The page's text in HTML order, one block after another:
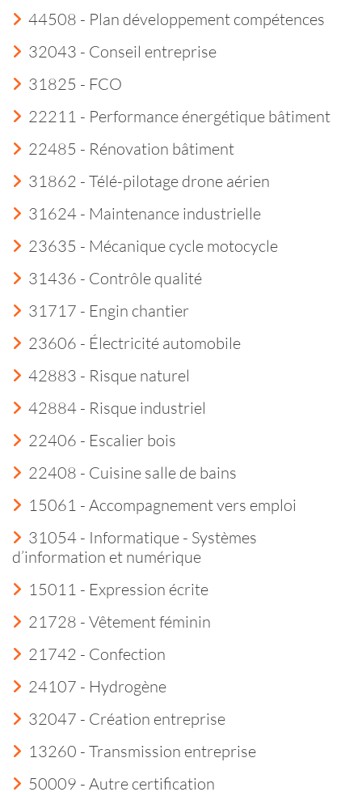
44508 - Plan développement compétences
32043 - Conseil entreprise
31825 - FCO
22211 - Performance énergétique bâtiment
22485 - Rénovation bâtiment
31862 - Télé-pilotage drone aérien
31624 - Maintenance industrielle
23635 - Mécanique cycle motocycle
31436 - Contrôle qualité
31717 - Engin chantier
23606 - Électricité automobile
42883 - Risque naturel
42884 - Risque industriel
22406 - Escalier bois
22408 - Cuisine salle de bains
15061 - Accompagnement vers emploi
31054 - Informatique - Systèmes
d’information et numérique
15011 - Expression écrite
21728 - Vêtement féminin
21742 - Confection
24107 - Hydrogène
32047 - Création entreprise
13260 - Transmission entreprise
50009 - Autre certification